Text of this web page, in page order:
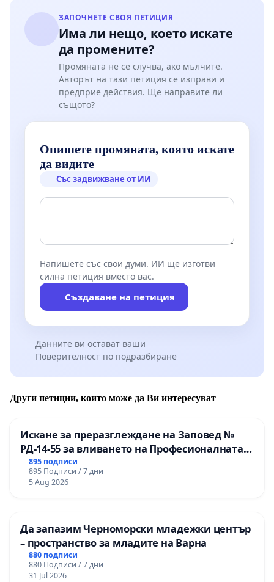
6. Народното събрание и Министерството на
културата да гарантират държавна закрила и
Международният балетен конкурс - Варна, като най-
престижен международен артистичен форум в
България, да бъде обявен за национална ценност,
съгласно чл. 42 от Закона за културното наследство
културно наследство от 2003 г.
Ние, от своя страна, заявяваме готовността си
активно да съдействаме със своя опит и съвети за
възможности България отново да заеме
полагаемото й се място като средище и
гостоприемен домакин на най-престижния форум на
световния балет.
Нека да не ги пропиляваме с лека ръка.
ЗАПОЧНЕТЕ СВОЯ ПЕТИЦИЯ
Има ли нещо, което искате
да промените?
Промяната не се случва, ако мълчите.
Авторът на тази петиция се изправи и
предприе действия. Ще направите ли
същото?
Опишете промяната, която искате
да видите
Със задвижване от ИИ
Напишете със свои думи. ИИ ще изготви
силна петиция вместо вас.
Създаване на петиция
Данните ви остават ваши
Поверителност по подразбиране
Други петиции, които може да Ви интересуват
Искане за преразглеждане на Заповед №
РД-14-55 за вливането на Професионалната
гимназия по промишлени технологии в
Професионалната гимназия по икономика и
мениджмънт – гр. Пазарджик
895 подписи
895 Подписи / 7 дни
5 Aug 2026
Да запазим Черноморски младежки център
– пространство за младите на Варна
880 подписи
880 Подписи / 7 дни
31 Jul 2026